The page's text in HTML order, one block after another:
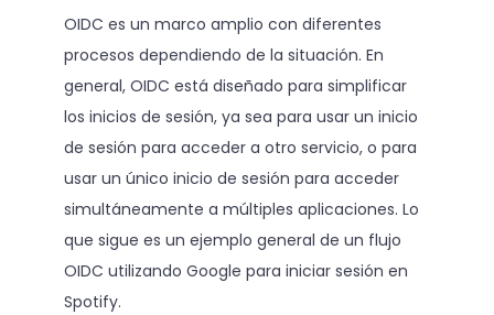
OIDC es un marco amplio con diferentes
procesos dependiendo de la situación. En
general, OIDC está diseñado para simplificar
los inicios de sesión, ya sea para usar un inicio
de sesión para acceder a otro servicio, o para
usar un único inicio de sesión para acceder
simultáneamente a múltiples aplicaciones. Lo
que sigue es un ejemplo general de un flujo
OIDC utilizando Google para iniciar sesión en
Spotify.